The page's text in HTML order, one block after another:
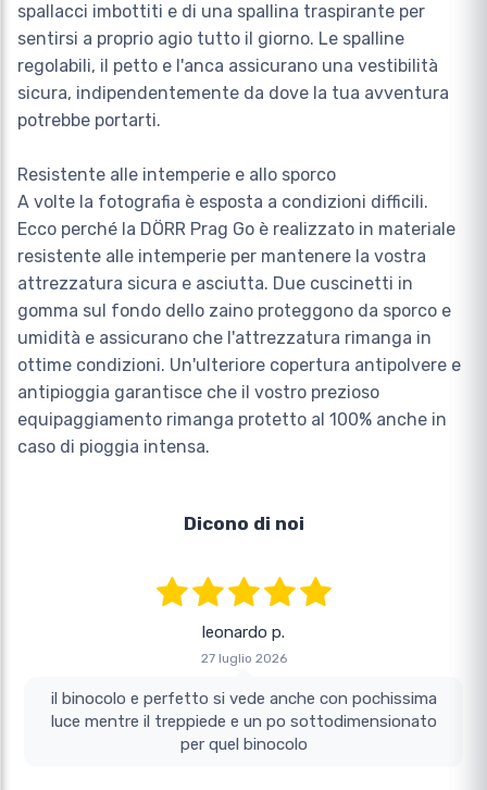
spallacci imbottiti e di una spallina traspirante per
sentirsi a proprio agio tutto il giorno. Le spalline
regolabili, il petto e l'anca assicurano una vestibilità
sicura, indipendentemente da dove la tua avventura
potrebbe portarti.
Resistente alle intemperie e allo sporco
A volte la fotografia è esposta a condizioni difficili.
Ecco perché la DÖRR Prag Go è realizzato in materiale
resistente alle intemperie per mantenere la vostra
attrezzatura sicura e asciutta. Due cuscinetti in
gomma sul fondo dello zaino proteggono da sporco e
umidità e assicurano che l'attrezzatura rimanga in
ottime condizioni. Un'ulteriore copertura antipolvere e
antipioggia garantisce che il vostro prezioso
equipaggiamento rimanga protetto al 100% anche in
caso di pioggia intensa.
Dicono di noi
leonardo p.
27 luglio 2026
il binocolo e perfetto si vede anche con pochissima
luce mentre il treppiede e un po sottodimensionato
per quel binocolo